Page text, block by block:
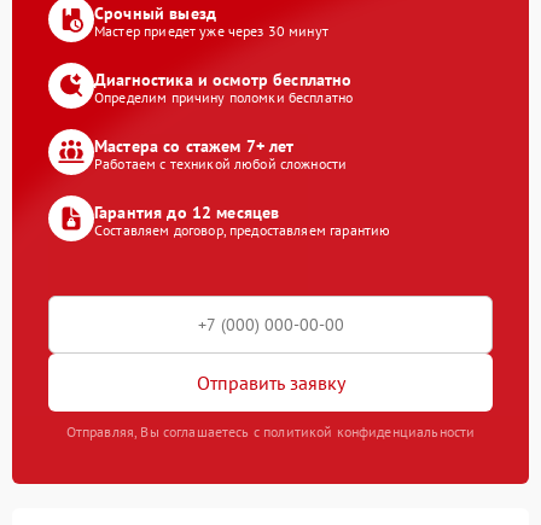
Срочный выезд
Мастер приедет уже через 30 минут
Диагностика и осмотр бесплатно
Определим причину поломки бесплатно
Мастера со стажем 7+ лет
Работаем с техникой любой сложности
Гарантия до 12 месяцев
Составляем договор, предоставляем гарантию
Отправить заявку
Отправляя, Вы соглашаетесь с политикой конфиденциальности